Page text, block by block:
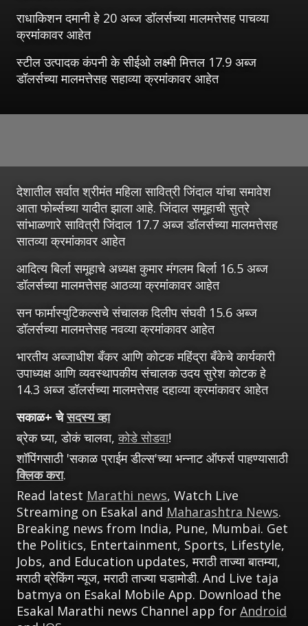
राधाकिशन दमानी हे 20 अब्ज डॉलर्सच्या मालमत्तेसह पाचव्या
क्रमांकावर आहेत
स्टील उत्पादक कंपनी के सीईओ लक्ष्मी मित्तल 17.9 अब्ज
डॉलर्सच्या मालमत्तेसह सहाव्या क्रमांकावर आहेत
देशातील सर्वात श्रीमंत महिला सावित्री जिंदाल यांचा समावेश
आता फोर्ब्सच्या यादीत झाला आहे. जिंदाल समूहाची सुत्रे
सांभाळणारे सावित्री जिंदाल 17.7 अब्ज डॉलर्सच्या मालमत्तेसह
सातव्या क्रमांकावर आहेत
आदित्य बिर्ला समूहाचे अध्यक्ष कुमार मंगलम बिर्ला 16.5 अब्ज
डॉलर्सच्या मालमत्तेसह आठव्या क्रमांकावर आहेत
सन फार्मास्युटिकल्सचे संचालक दिलीप संघवी 15.6 अब्ज
डॉलर्सच्या मालमत्तेसह नवव्या क्रमांकावर आहेत
भारतीय अब्जाधीश बँकर आणि कोटक महिंद्रा बँकेचे कार्यकारी
उपाध्यक्ष आणि व्यवस्थापकीय संचालक उदय सुरेश कोटक हे
14.3 अब्ज डॉलर्सच्या मालमत्तेसह दहाव्या क्रमांकावर आहेत
सकाळ+ चेसदस्य व्हा
ब्रेक घ्या, डोकं चालवा,कोडे सोडवा!
शॉपिंगसाठी 'सकाळ प्राईम डील्स'च्या भन्नाट ऑफर्स पाहण्यासाठी
क्लिक करा.
Read latest Marathi news, Watch Live
Streaming on Esakal and Maharashtra News.
Breaking news from India, Pune, Mumbai. Get
the Politics, Entertainment, Sports, Lifestyle,
Jobs, and Education updates, मराठी ताज्या बातम्या,
मराठी ब्रेकिंग न्यूज, मराठी ताज्या घडामोडी. And Live taja
batmya on Esakal Mobile App. Download the
Esakal Marathi news Channel app for Android